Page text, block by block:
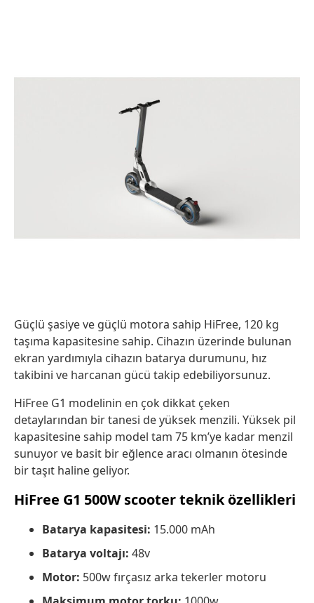
Güçlü şasiye ve güçlü motora sahip HiFree, 120 kg
taşıma kapasitesine sahip. Cihazın üzerinde bulunan
ekran yardımıyla cihazın batarya durumunu, hız
takibini ve harcanan gücü takip edebiliyorsunuz.
HiFree G1 modelinin en çok dikkat çeken
detaylarından bir tanesi de yüksek menzili. Yüksek pil
kapasitesine sahip model tam 75 km’ye kadar menzil
sunuyor ve basit bir eğlence aracı olmanın ötesinde
bir taşıt haline geliyor.
HiFree G1 500W scooter teknik özellikleri
Batarya kapasitesi: 15.000 mAh
Batarya voltajı: 48v
Motor: 500w fırçasız arka tekerler motoru